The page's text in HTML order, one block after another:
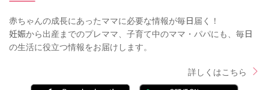
赤ちゃんの成長にあったママに必要な情報が毎日届く！
妊娠から出産までのプレママ、子育て中のママ・パパにも、毎日
の生活に役立つ情報をお届けします。
詳しくはこちら